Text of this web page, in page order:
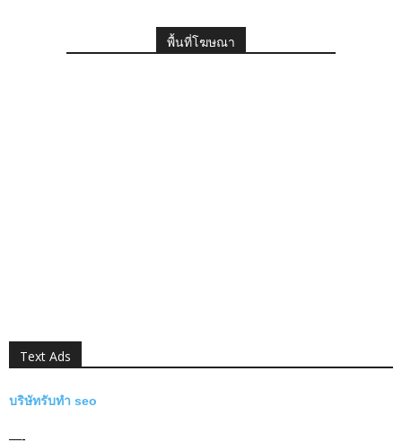
พื้นที่โฆษณา
Text Ads
บริษัทรับทำ seo
—-